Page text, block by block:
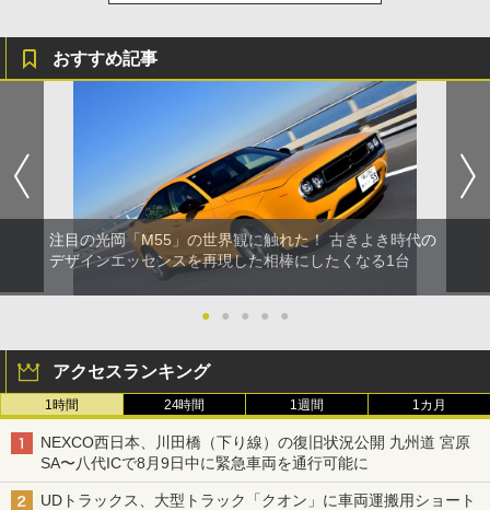
おすすめ記事
注目の光岡「M55」の世界観に触れた！ 古きよき時代の
デザインエッセンスを再現した相棒にしたくなる1台
● ● ● ● ●
アクセスランキング
1時間 24時間 1週間 1カ月
NEXCO西日本、川田橋（下り線）の復旧状況公開 九州道 宮原
SA〜八代ICで8月9日中に緊急車両を通行可能に
UDトラックス、大型トラック「クオン」に車両運搬用ショート